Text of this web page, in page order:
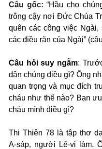
Câu gốc: “Hầu cho
trông cậy nơi Đức Chúa
quên các công việc
các điều răn của Ngài”
Câu hỏi suy ngẫm:
dân chúng điều gì? Ông
quan trọng và mục đích
cháu như thế nào? Bạn
cháu mình điều gì?
Thi Thiên 78 là tập thơ
A-sáp, người Lê-vi làm.